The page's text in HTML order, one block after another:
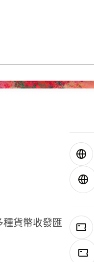
貨幣收發匯